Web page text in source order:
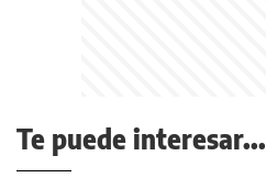
Te puede interesar...